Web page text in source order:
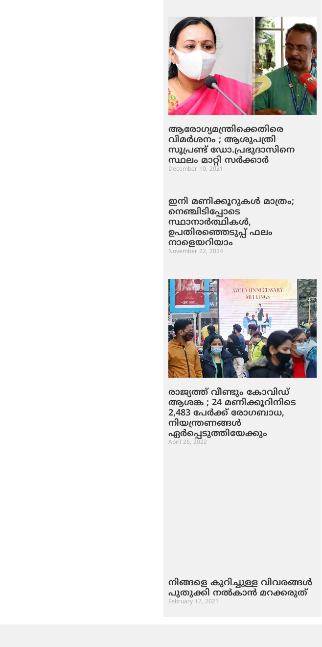
ആരോഗ്യമന്ത്രിക്കെതിരെ
വിമര്‍ശനം ; ആശുപത്രി
സൂപ്രണ്ട് ഡോ.പ്രഭുദാസിനെ
സ്ഥലം മാറ്റി സര്‍ക്കാര്‍
December 10, 2021
ഇനി മണിക്കൂറുകള്‍ മാത്രം;
നെഞ്ചിടിപ്പോടെ
സ്ഥാനാര്‍ത്ഥികള്‍,
ഉപതിരഞ്ഞെടുപ്പ് ഫലം
നാളെയറിയാം
November 22, 2024
രാജ്യത്ത് വീണ്ടും കോവിഡ്
ആശങ്ക ; 24 മണിക്കൂറിനിടെ
2,483 പേര്‍ക്ക് രോഗബാധ,
നിയന്ത്രണങ്ങള്‍
ഏര്‍പ്പെടുത്തിയേക്കും
April 26, 2022
നിങ്ങളെ കുറിച്ചുള്ള വിവരങ്ങള്‍
പുതുക്കി നല്‍കാന്‍ മറക്കരുത്‌
February 17, 2021